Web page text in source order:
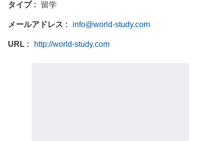
タイプ 留学
メールアドレス info@world-study.com
URL http://world-study.com